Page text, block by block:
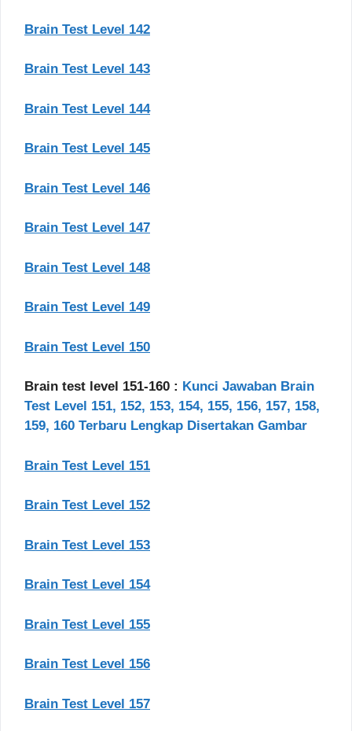
Brain Test Level 142
Brain Test Level 143
Brain Test Level 144
Brain Test Level 145
Brain Test Level 146
Brain Test Level 147
Brain Test Level 148
Brain Test Level 149
Brain Test Level 150
Brain test level 151-160 : Kunci Jawaban Brain
Test Level 151, 152, 153, 154, 155, 156, 157, 158,
159, 160 Terbaru Lengkap Disertakan Gambar
Brain Test Level 151
Brain Test Level 152
Brain Test Level 153
Brain Test Level 154
Brain Test Level 155
Brain Test Level 156
Brain Test Level 157